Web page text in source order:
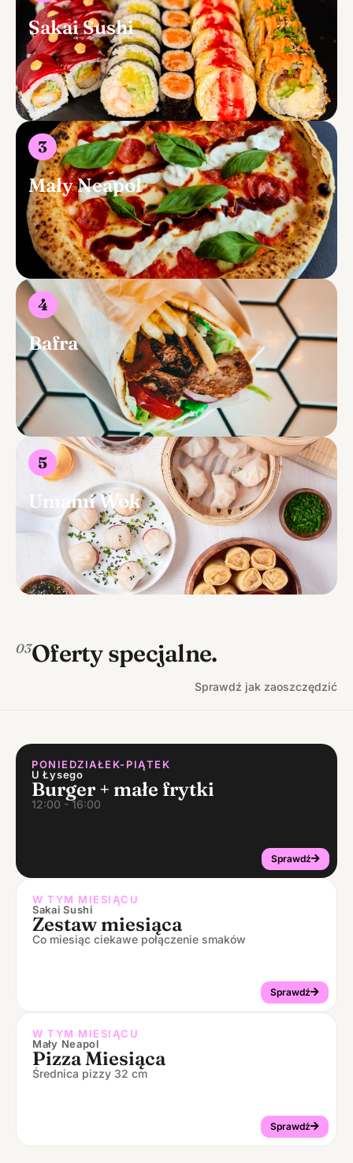
Sakai Sushi
3
Mały Neapol
4
Bafra
5
Umami Wok
03Oferty specjalne.
Sprawdź jak zaoszczędzić
PONIEDZIAŁEK-PIĄTEK
U Łysego
Burger + małe frytki
12:00 - 16:00
Sprawdź
W TYM MIESIĄCU
Sakai Sushi
Zestaw miesiąca
Co miesiąc ciekawe połączenie smaków
Sprawdź
W TYM MIESIĄCU
Mały Neapol
Pizza Miesiąca
Średnica pizzy 32 cm
Sprawdź